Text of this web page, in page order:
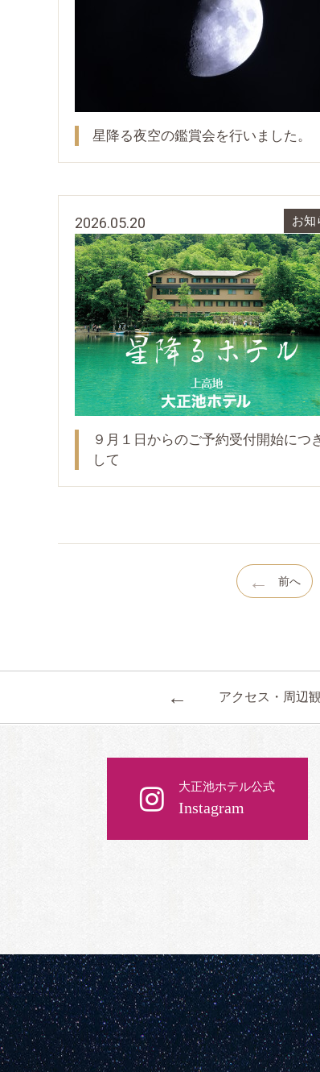
星降る夜空の鑑賞会を行いました。
2026.05.20 お知
９月１日からのご予約受付開始につ
して
← 前へ
← アクセス・周辺
大正池ホテル公式
Instagram